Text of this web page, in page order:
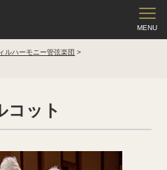
ルハーモニー管弦楽団 >
コット